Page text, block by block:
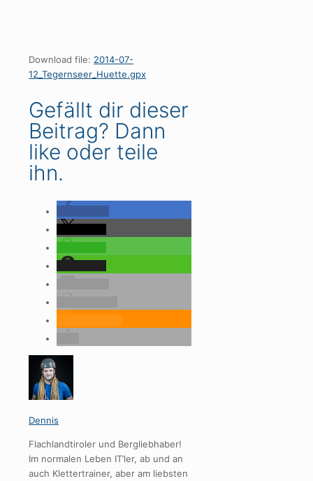
Download file: 2014-07-
12_Tegernseer_Huette.gpx
Gefällt dir dieser
Beitrag? Dann
like oder teile
ihn.
Dennis
Flachlandtiroler und Bergliebhaber!
Im normalen Leben IT’ler, ab und an
auch Klettertrainer, aber am liebsten